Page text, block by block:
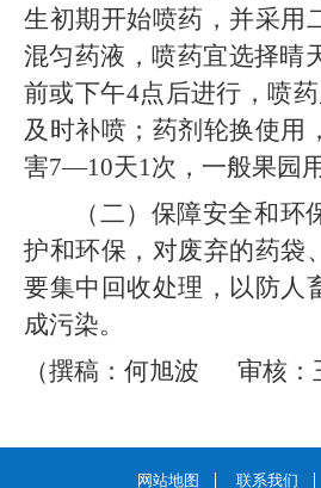
生初期开始喷药，并采用
混匀药液，喷药宜选择晴
前或下午4点后进行，喷
及时补喷；药剂轮换使用
害7—10天1次，一般果园
（二）保障安全和
护和环保，对废弃的药袋
要集中回收处理，以防人
成污染。
（撰稿：何旭波 审核：
网站地图 联系我们